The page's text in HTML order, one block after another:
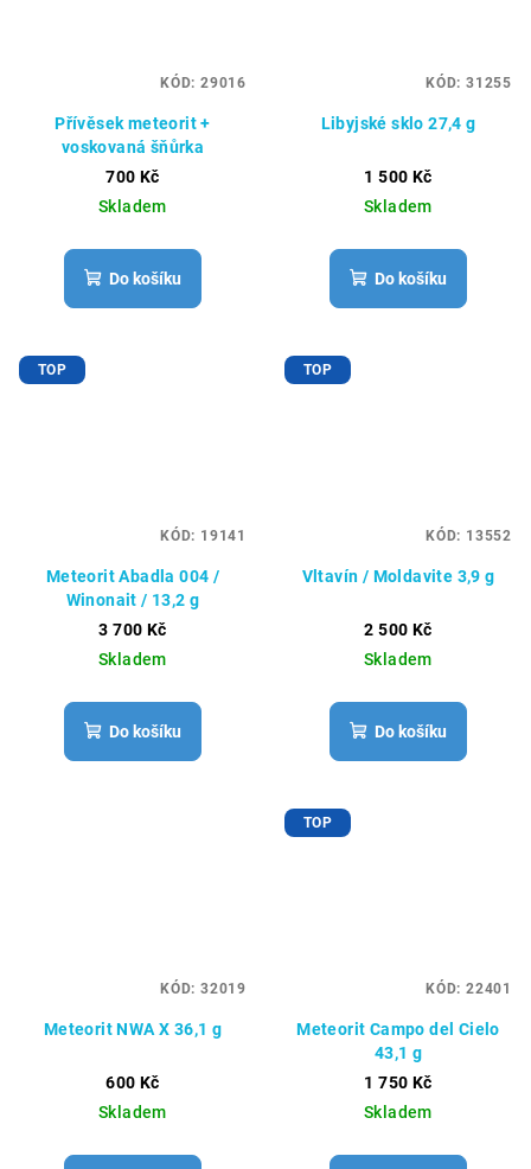
Přívěsek meteorit +
voskovaná šňůrka
700 Kč
Skladem
Do košíku
KÓD:29016
Libyjské sklo 27,4 g
1 500 Kč
Skladem
Do košíku
KÓD:31255
TOP
Meteorit Abadla 004 /
Winonait / 13,2 g
3 700 Kč
Skladem
Do košíku
KÓD: 19141
TOP
Vltavín / Moldavite 3,9 g
2 500 Kč
Skladem
Do košíku
KÓD: 13552
Meteorit NWA X 36,1 g
600 Kč
Skladem
KÓD:32019
TOP
Meteorit Campo del Cielo
43,1 g
1 750 Kč
Skladem
KÓD:22401